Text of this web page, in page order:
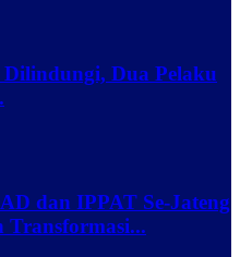
Dua Pelaku
dan IPPAT Se-Jateng